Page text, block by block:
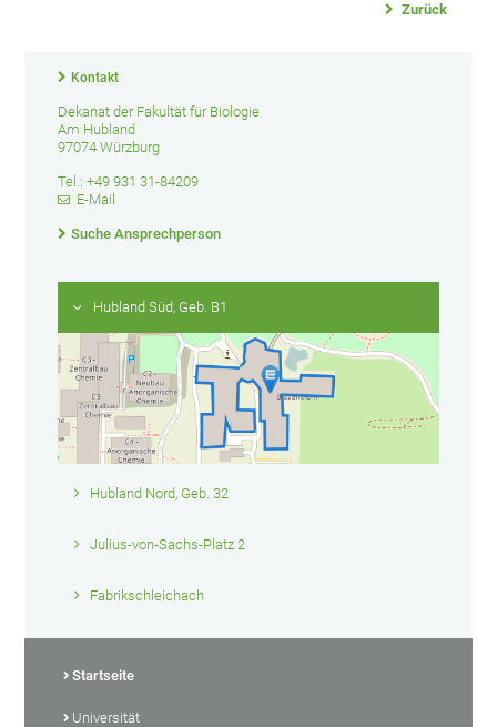
Zurück
Kontakt
Dekanat der Fakultät für Biologie
Am Hubland
97074 Würzburg
Tel.: +49 931 31-84209
E-Mail
Suche Ansprechperson
Hubland Süd, Geb. B1
Hubland Nord, Geb. 32
Julius-von-Sachs-Platz 2
Fabrikschleichach
Startseite
Universität